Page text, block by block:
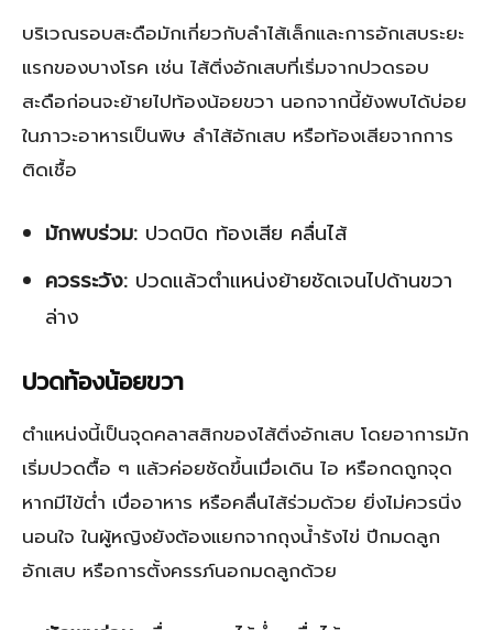
บริเวณรอบสะดือมักเกี่ยวกับลำไส้เล็กและการอักเสบระยะ
แรกของบางโรค เช่น ไส้ติ่งอักเสบที่เริ่มจากปวดรอบ
สะดือก่อนจะย้ายไปท้องน้อยขวา นอกจากนี้ยังพบได้บ่อย
ในภาวะอาหารเป็นพิษ ลำไส้อักเสบ หรือท้องเสียจากการ
ติดเชื้อ
มักพบร่วม: ปวดบิด ท้องเสีย คลื่นไส้
ควรระวัง: ปวดแล้วตำแหน่งย้ายชัดเจนไปด้านขวา
ล่าง
ปวดท้องน้อยขวา
ตำแหน่งนี้เป็นจุดคลาสสิกของไส้ติ่งอักเสบ โดยอาการมัก
เริ่มปวดตื้อ ๆ แล้วค่อยชัดขึ้นเมื่อเดิน ไอ หรือกดถูกจุด
หากมีไข้ต่ำ เบื่ออาหาร หรือคลื่นไส้ร่วมด้วย ยิ่งไม่ควรนิ่ง
นอนใจ ในผู้หญิงยังต้องแยกจากถุงน้ำรังไข่ ปีกมดลูก
อักเสบ หรือการตั้งครรภ์นอกมดลูกด้วย